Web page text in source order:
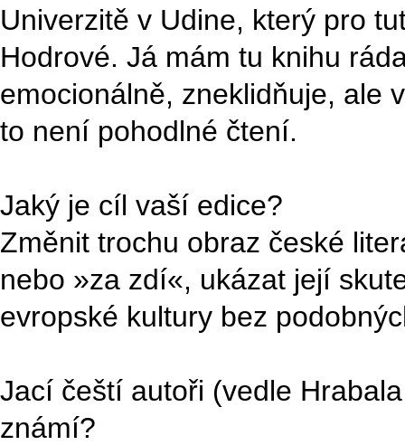
Univerzitě v Udine, který pro
Hodrové. Já mám tu knihu
emocionálně, zneklidňuje, ale
to není pohodlné čtení.
Jaký je cíl vaší edice?
Změnit trochu obraz české
nebo »za zdí«, ukázat její
evropské kultury bez
Jací čeští autoři (vedle
známí?